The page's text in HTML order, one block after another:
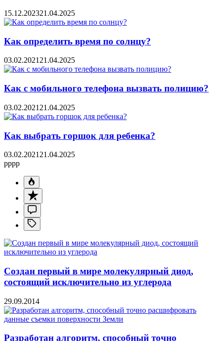
15.12.202321.04.2025
Как определить время по солнцу?
03.02.2021 21.04.2025
Как с мобильного телефона вызвать полицию?
03.02.2021 21.04.2025
Как выбрать горшок для ребенка?
03.02.2021 21.04.2025
pppp
Создан первый в мире молекулярный диод,
состоящий исключительно из углерода
29.09.2014
Разработан алгоритм, способный точно